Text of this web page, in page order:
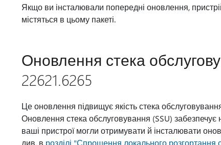
Якщо ви інсталювали попередні оновлення,
містяться в цьому пакеті.
Оновлення стека
22621.6265
Це оновлення підвищує якість стека
Оновлення стека обслуговування (SSU) забезпечує
ваші пристрої могли отримувати й інсталювати
див. в розділі "Спрощення локального розгортання